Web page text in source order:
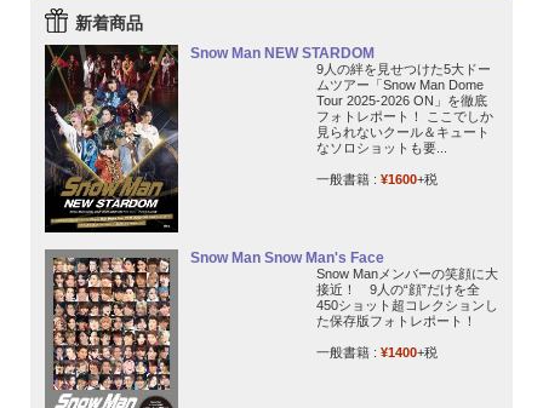
新着商品
Snow Man NEW STARDOM
9人の絆を見せつけた5大ドー
ムツアー「Snow Man Dome
Tour 2025-2026 ON」を徹底
フォトレポート！ ここでしか
見られないクール＆キュート
なソロショットも要...
一般書籍 : ¥1600+税
Snow Man Snow Man's Face
Snow Manメンバーの笑顔に大
接近！ 9人の“顔”だけを全
450ショット超コレクションし
た保存版フォトレポート！
一般書籍 : ¥1400+税